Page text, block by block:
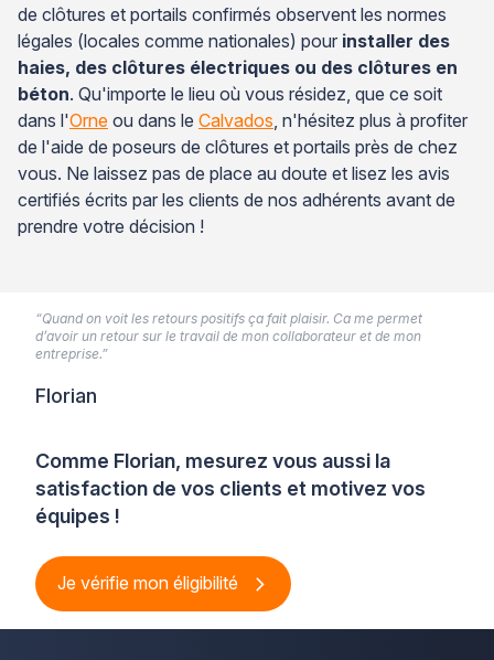
de clôtures et portails confirmés observent les normes
légales (locales comme nationales) pour installer des
haies, des clôtures électriques ou des clôtures en
béton. Qu'importe le lieu où vous résidez, que ce soit
dans l'Orne ou dans le Calvados , n'hésitez plus à profiter
de l'aide de poseurs de clôtures et portails près de chez
vous. Ne laissez pas de place au doute et lisez les avis
certifiés écrits par les clients de nos adhérents avant de
prendre votre décision !
Comme Florian, mesurez vous aussi la
satisfaction de vos clients et motivez vos
équipes !
Je vérifie mon éligibilité
“Quand on voit les retours positifs ça fait plaisir. Ca me permet
d’avoir un retour sur le travail de mon collaborateur et de mon
entreprise.”
Florian